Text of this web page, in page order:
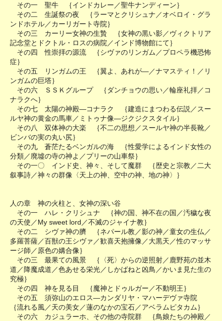
その一 聖牛 ｛インドカレー／聖牛ナンディーン｝
その二 生誕祭の夜 ｛ラーマとクリシュナ／オベロイ・グラ
ンドホテル／カーリガート寺院｝
その三 カーリー女神の生贄 ｛女神の黒い影／ヴィクトリア
記念堂とドクトル・ロスの病院／インド博物館にて｝
その四 性崇拝の源流 ｛シヴァのリンガム／プロペラ機恐怖
症｝
その五 リンガムの王 ｛翼よ、あれが―／ナマスティ！／リ
ンガムの巨塔｝
その六 ＳＳＫグループ ｛ダンチョウの思い／輪座礼拝／コ
ナラクへ｝
その七 太陽の神殿―コナラク ｛建造にまつわる伝説／スー
ルヤ神の黄金の馬車／ミトゥナ像―ジクジクスタイル｝
その八 双体神の大楽 ｛不二の思想／スールヤ神の半長靴／
ビンバの実の丸い尻｝
その九 蒼茫たるベンガルの海 ｛性愛学によるインド女性の
分類／廃墟の寺の神よ／プリーの山車祭｝
その一〇 インド史、神々、そして魔群 ｛歴史と宗教／二大
叙事詩／神々の群像〈天上の神、空中の神、地の神〉｝
人の章 神の火柱と、女神の深い谷
その一 ハレ・クリシュナ ｛神の国、神不在の国／汚穢な夜
の天使／My sweet lord／不滅のジャイナ教｝
その二 シヴァ神の臍 ｛ネパール教／影の神／童女の生仏／
多羅菩薩／百獣の王シヴァ／歓喜天抱擁像／大黒天／性のマッサ
ージ師／原色の媾合像｝
その三 最果ての風景 ｛〈死〉からの逆照射／鹿野苑の並木
道／降魔成道／色あせる栄光／しかばねと凶鳥／かいま見た生の
究極｝
その四 神を見る目 ｛魔神とドゥルガー／不動明王｝
その五 須弥山のエロス―カンダリヤ・マハーデヴァ寺院
｛流れる風／天の美女／蓮のなかの宝石／アベラムピタカム｝
その六 カジュラーホ、その他の寺院群 ｛鳥娘たちの神殿／